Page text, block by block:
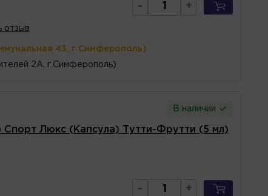
- +
отзыв
43, г.Симферополь)
2А, г.Симферополь)
В наличии
Спорт Люкс (Капсула) Тутти-Фрутти (5 мл)
- +